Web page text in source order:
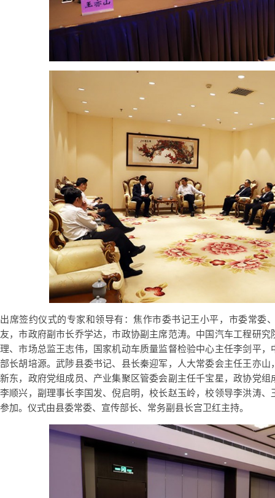
出席签约仪式的专家和领导有：焦作市委书记王小平，市委常委
友，市政府副市长乔学达，市政协副主席范涛。中国汽车工程研
理、市场总监王志伟，国家机动车质量监督检验中心主任李剑平
部长胡培源。武陟县委书记、县长秦迎军，人大常委会主任王亦
新东，政府党组成员、产业集聚区管委会副主任千宝星，政协党
李顺兴，副理事长李国发、倪启明，校长赵玉岭，校领导李洪涛
参加。仪式由县委常委、宣传部长、常务副县长宫卫红主持。